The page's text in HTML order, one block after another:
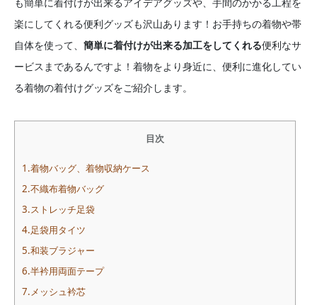
楽にしてくれる便利グッズも沢山あります！お手持ちの着物や帯
自体を使って、 簡単に着付けが出来る加工をしてくれる便利なサ
ービスまであるんですよ！着物をより身近に、便利に進化してい
る着物の着付けグッズをご紹介します。
目次
1.着物バッグ、着物収納ケース
2.不織布着物バッグ
3.ストレッチ足袋
4.足袋用タイツ
5.和装ブラジャー
6.半衿用両面テープ
7.メッシュ衿芯